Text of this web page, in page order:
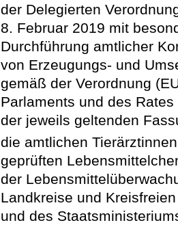
der Delegierten
8. Februar 2019 mit
Durchführung amtlicher
von Erzeugungs- und
gemäß der Verordnung
Parlaments und des
der jeweils geltenden
die amtlichen
geprüften
der
Landkreise und
und des